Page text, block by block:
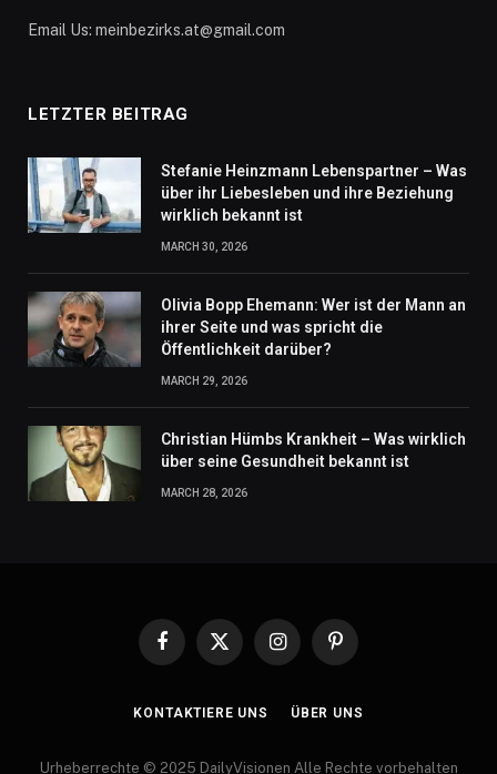
Email Us: meinbezirks.at@gmail.com
LETZTER BEITRAG
Stefanie Heinzmann Lebenspartner – Was
über ihr Liebesleben und ihre Beziehung
wirklich bekannt ist
MARCH 30, 2026
Olivia Bopp Ehemann: Wer ist der Mann an
ihrer Seite und was spricht die
Öffentlichkeit darüber?
MARCH 29, 2026
Christian Hümbs Krankheit – Was wirklich
über seine Gesundheit bekannt ist
MARCH 28, 2026
Facebook
X
InstagramPinterest
KONTAKTIERE UNS ÜBER UNS
Urheberrechte © 2025 DailyVisionen Alle Rechte vorbehalten